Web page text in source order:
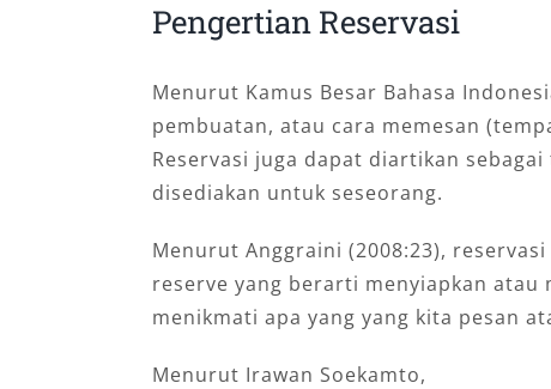
Pengertian Reservasi
Menurut Kamus Besar Bahasa
pembuatan, atau cara memesan
Reservasi juga dapat diartikan
disediakan untuk seseorang.
Menurut Anggraini (2008:23),
reserve yang berarti menyiapkan atau
menikmati apa yang yang kita pesan
Menurut Irawan Soekamto,